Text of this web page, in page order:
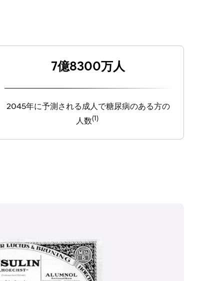
7億8300万人
2045年に予測される成人で糖尿病のある方の
人数(1)